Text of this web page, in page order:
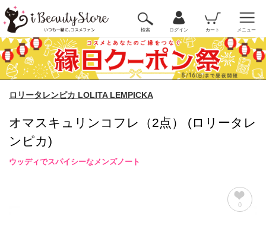
検索 ログイン カート メニュー
ロリータレンピカ LOLITA LEMPICKA
オマスキュリンコフレ（2点） (ロリータレ
ンピカ)
ウッディでスパイシーなメンズノート
0